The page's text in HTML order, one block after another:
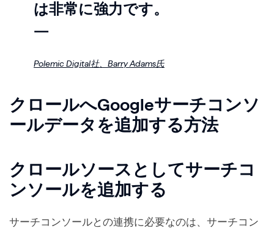
は非常に強力です。
—
Polemic Digital社、 Barry Adams氏
クロールへGoogleサーチコンソ
ールデータを追加する方法
クロールソースとしてサーチコ
ンソールを追加する
サーチコンソールとの連携に必要なのは、サーチコン